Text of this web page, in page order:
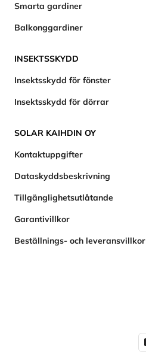
Smarta gardiner
Balkonggardiner
INSEKTSSKYDD
Insektsskydd för fönster
Insektsskydd för dörrar
SOLAR KAIHDIN OY
Kontaktuppgifter
Dataskyddsbeskrivning
Tillgänglighetsutlåtande
Garantivillkor
Beställnings- och leveransvillkor